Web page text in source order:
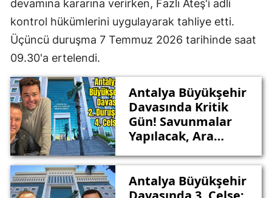
devamına kararına verirken, Fazlı Ateş'i adli
kontrol hükümlerini uygulayarak tahliye etti.
Üçüncü duruşma 7 Temmuz 2026 tarihinde saat
09.30'a ertelendi.
Antalya Büyükşehir
Davasında Kritik
Gün! Savunmalar
Yapılacak, Ara
Antalya Büyükşehir